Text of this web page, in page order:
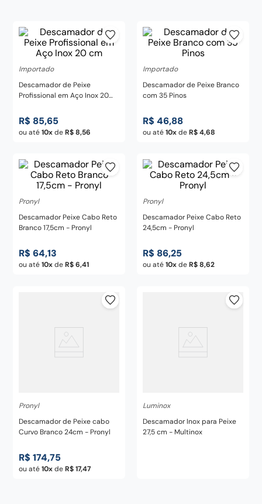
Importado
Descamador de Peixe
Profissional em Aço Inox 20
R$ 85,65
ou até10 deR$ 8,56
Importado
Descamador de Peixe Branco
com 35 Pinos
R$ 46,88
ou até10 deR$ 4,68
Pronyl
Descamador Peixe Cabo Reto
Branco 17,5cm - Pronyl
R$ 64,13
ou até10 deR$ 6,41
Pronyl
Descamador Peixe Cabo Reto
24,5cm - Pronyl
R$ 86,25
ou até10 deR$ 8,62
Pronyl
Descamador de Peixe cabo
Curvo Branco 24cm - Pronyl
R$ 174,75
ou até10 deR$ 17,47
Luminox
Descamador Inox para Peixe
27,5 cm - Multinox
chaira